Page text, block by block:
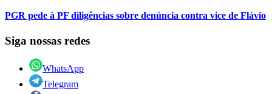
PGR pede à PF diligências sobre denúncia contra vice de Flávio
Siga nossas redes
WhatsApp
Telegram